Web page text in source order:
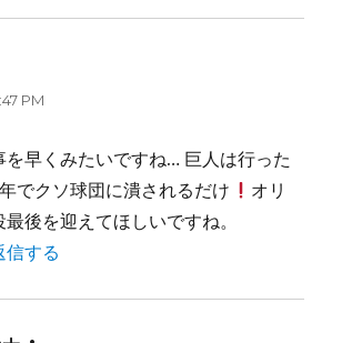
PM
を早くみたいですね… 巨人は行った
でクソ球団に潰されるだけ
オリ
後を迎えてほしいですね。
信する